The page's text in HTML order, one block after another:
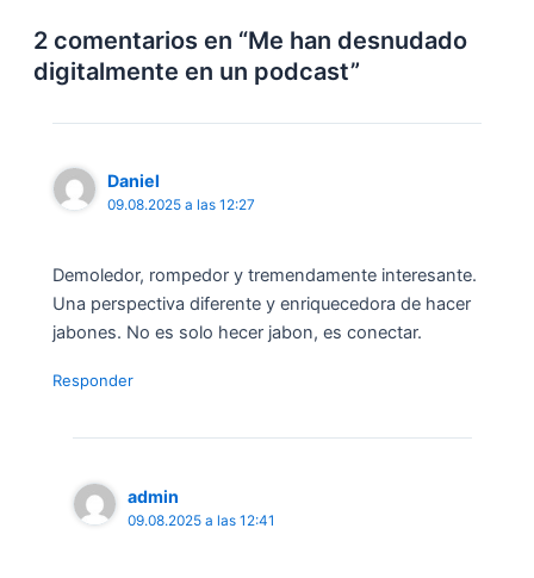
2 comentarios en “Me han desnudado
digitalmente en un podcast”
Daniel
09.08.2025 a las 12:27
Demoledor, rompedor y tremendamente interesante.
Una perspectiva diferente y enriquecedora de hacer
jabones. No es solo hecer jabon, es conectar.
Responder
admin
09.08.2025 a las 12:41